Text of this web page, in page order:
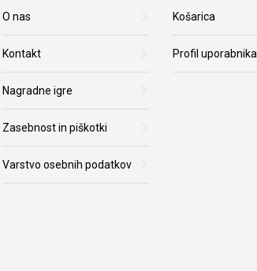
O nas
Kontakt
Nagradne igre
Zasebnost in piškotki
Varstvo osebnih podatkov
Košarica
Profil uporabnika